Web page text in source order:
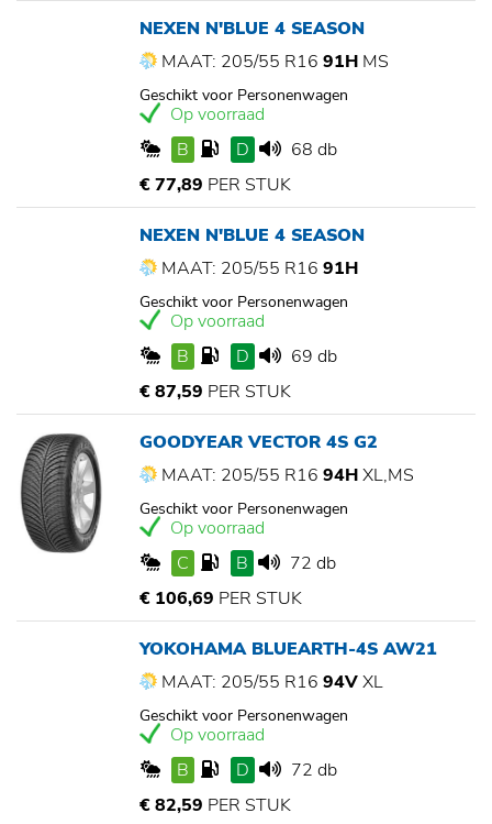
NEXEN N'BLUE 4 SEASON
MAAT: 205/55 R16 91H MS
Geschikt voor Personenwagen
Op voorraad
B
D
68 db
€ 77,89 PER STUK
NEXEN N'BLUE 4 SEASON
MAAT: 205/55 R16 91H
Geschikt voor Personenwagen
Op voorraad
B
D
69 db
€ 87,59 PER STUK
GOODYEAR VECTOR 4S G2
MAAT: 205/55 R16 94HXL,MS
Geschikt voor Personenwagen
Op voorraad
C
B
72 db
€ 106,69 PER STUK
YOKOHAMA BLUEARTH-4S AW21
MAAT: 205/55 R16 94VXL
Geschikt voor Personenwagen
Op voorraad
B
D
72 db
€ 82,59 PER STUK